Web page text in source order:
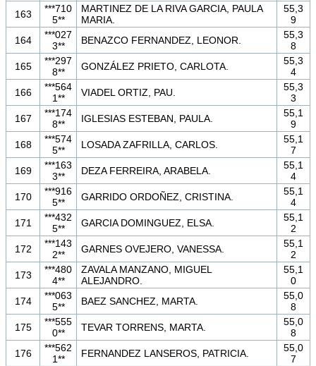
163
***710
5**
MARTINEZ DE LA RIVA GARCIA, PAULA
MARIA.
55,3
9
164
***027
3**
BENAZCO FERNANDEZ, LEONOR.
55,3
8
165
***297
8**
GONZÁLEZ PRIETO, CARLOTA.
55,3
4
166
***564
1**
VIADEL ORTIZ, PAU.
55,3
3
167
***174
8**
IGLESIAS ESTEBAN, PAULA.
55,1
9
168
***574
5**
LOSADA ZAFRILLA, CARLOS.
55,1
7
169
***163
3**
DEZA FERREIRA, ARABELA.
55,1
4
170
***916
5**
GARRIDO ORDOÑEZ, CRISTINA.
55,1
4
171
***432
5**
GARCIA DOMINGUEZ, ELSA.
55,1
2
172
***143
2**
GARNES OVEJERO, VANESSA.
55,1
2
173
***480
4**
ZAVALA MANZANO, MIGUEL
ALEJANDRO.
55,1
0
174
***063
5**
BAEZ SANCHEZ, MARTA.
55,0
8
175
***555
0**
TEVAR TORRENS, MARTA.
55,0
8
176
***562
1**
FERNANDEZ LANSEROS, PATRICIA.
55,0
7